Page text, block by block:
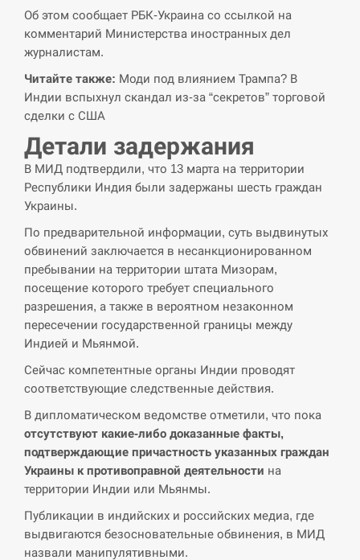
14:40
Reuters
СЕРПЕНЬ
14:23
Поставки ракет для ПВО сократились втрое,
хотя у партнеров они…
СЕРПЕНЬ
14:10
У Румунії затоплять чотири баржі для
збільшення потоку води до…
СЕРПЕНЬ
В Москве пожаловались на “кратный рост” атак
дронов Украины
СЕРПЕНЬ
13:40
Біля українського літака в аеропорту Лейпцига
виявили дрон, ймовірно, з…
СЕРПЕНЬ
13:23
“Они должны быть уничтожены”: в МИДе
ответили, как отреагируют на…
СЕРПЕНЬ
13:10
Об этом сообщает РБК-Украина со ссылкой на
комментарий Министерства иностранных дел
журналистам.
Читайте также: Моди под влиянием Трампа? В
Индии вспыхнул скандал из-за “секретов” торговой
сделки с США
Детали задержания
В МИД подтвердили, что 13 марта на территории
Республики Индия были задержаны шесть граждан
Украины.
По предварительной информации, суть выдвинутых
обвинений заключается в несанкционированном
пребывании на территории штата Мизорам,
посещение которого требует специального
разрешения, а также в вероятном незаконном
пересечении государственной границы между
Индией и Мьянмой.
Сейчас компетентные органы Индии проводят
соответствующие следственные действия.
В дипломатическом ведомстве отметили, что пока
отсутствуют какие-либо доказанные факты,
подтверждающие причастность указанных граждан
Украины к противоправной деятельности на
территории Индии или Мьянмы.
Публикации в индийских и российских медиа, где
выдвигаются безосновательные обвинения, в МИД
назвали манипулятивными.